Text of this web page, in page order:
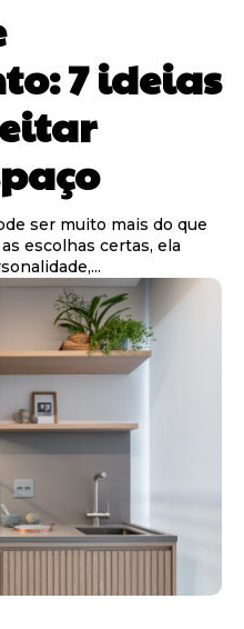
7 ideias
ser muito mais do que
escolhas certas, ela